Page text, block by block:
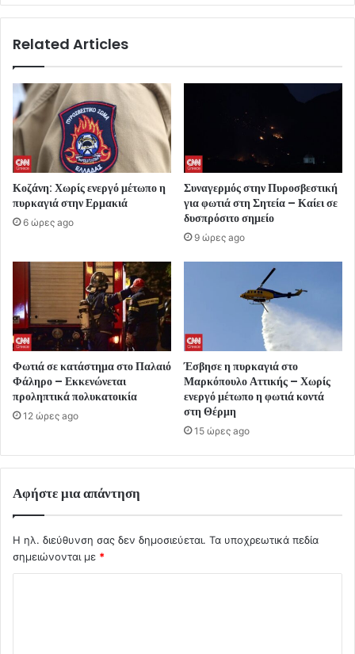
Related Articles
Κοζάνη: Χωρίς ενεργό μέτωπο η
πυρκαγιά στην Ερμακιά
6 ώρες ago
Συναγερμός στην Πυροσβεστική
για φωτιά στη Σητεία – Καίει σε
δυσπρόσιτο σημείο
9 ώρες ago
Φωτιά σε κατάστημα στο Παλαιό
Φάληρο – Εκκενώνεται
προληπτικά πολυκατοικία
12 ώρες ago
Έσβησε η πυρκαγιά στο
Μαρκόπουλο Αττικής – Χωρίς
ενεργό μέτωπο η φωτιά κοντά
στη Θέρμη
15 ώρες ago
Αφήστε μια απάντηση
Η ηλ. διεύθυνση σας δεν δημοσιεύεται. Τα υποχρεωτικά πεδία
σημειώνονται με *